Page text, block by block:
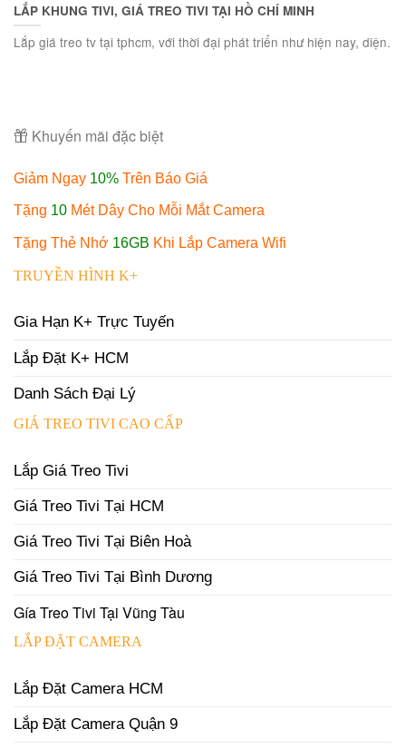
LẮP KHUNG TIVI, GIÁ TREO TIVI TẠI HỒ CHÍ MINH
Lắp giá treo tv tại tphcm, với thời đại phát triển như hiện nay, diện.
Khuyến mãi đặc biệt
Giảm Ngay 10% Trên Báo Giá
Tặng 10 Mét Dây Cho Mỗi Mắt Camera
Tặng Thẻ Nhớ 16GB Khi Lắp Camera Wifi
TRUYỀN HÌNH K+
Gia Hạn K+ Trực Tuyến
Lắp Đặt K+ HCM
Danh Sách Đại Lý
GIÁ TREO TIVI CAO CẤP
Lắp Giá Treo Tivi
Giá Treo Tivi Tại HCM
Giá Treo Tivi Tại Biên Hoà
Giá Treo Tivi Tại Bình Dương
Gía Treo Tivi Tại Vũng Tàu
LẮP ĐẶT CAMERA
Lắp Đặt Camera HCM
Lắp Đặt Camera Quận 9